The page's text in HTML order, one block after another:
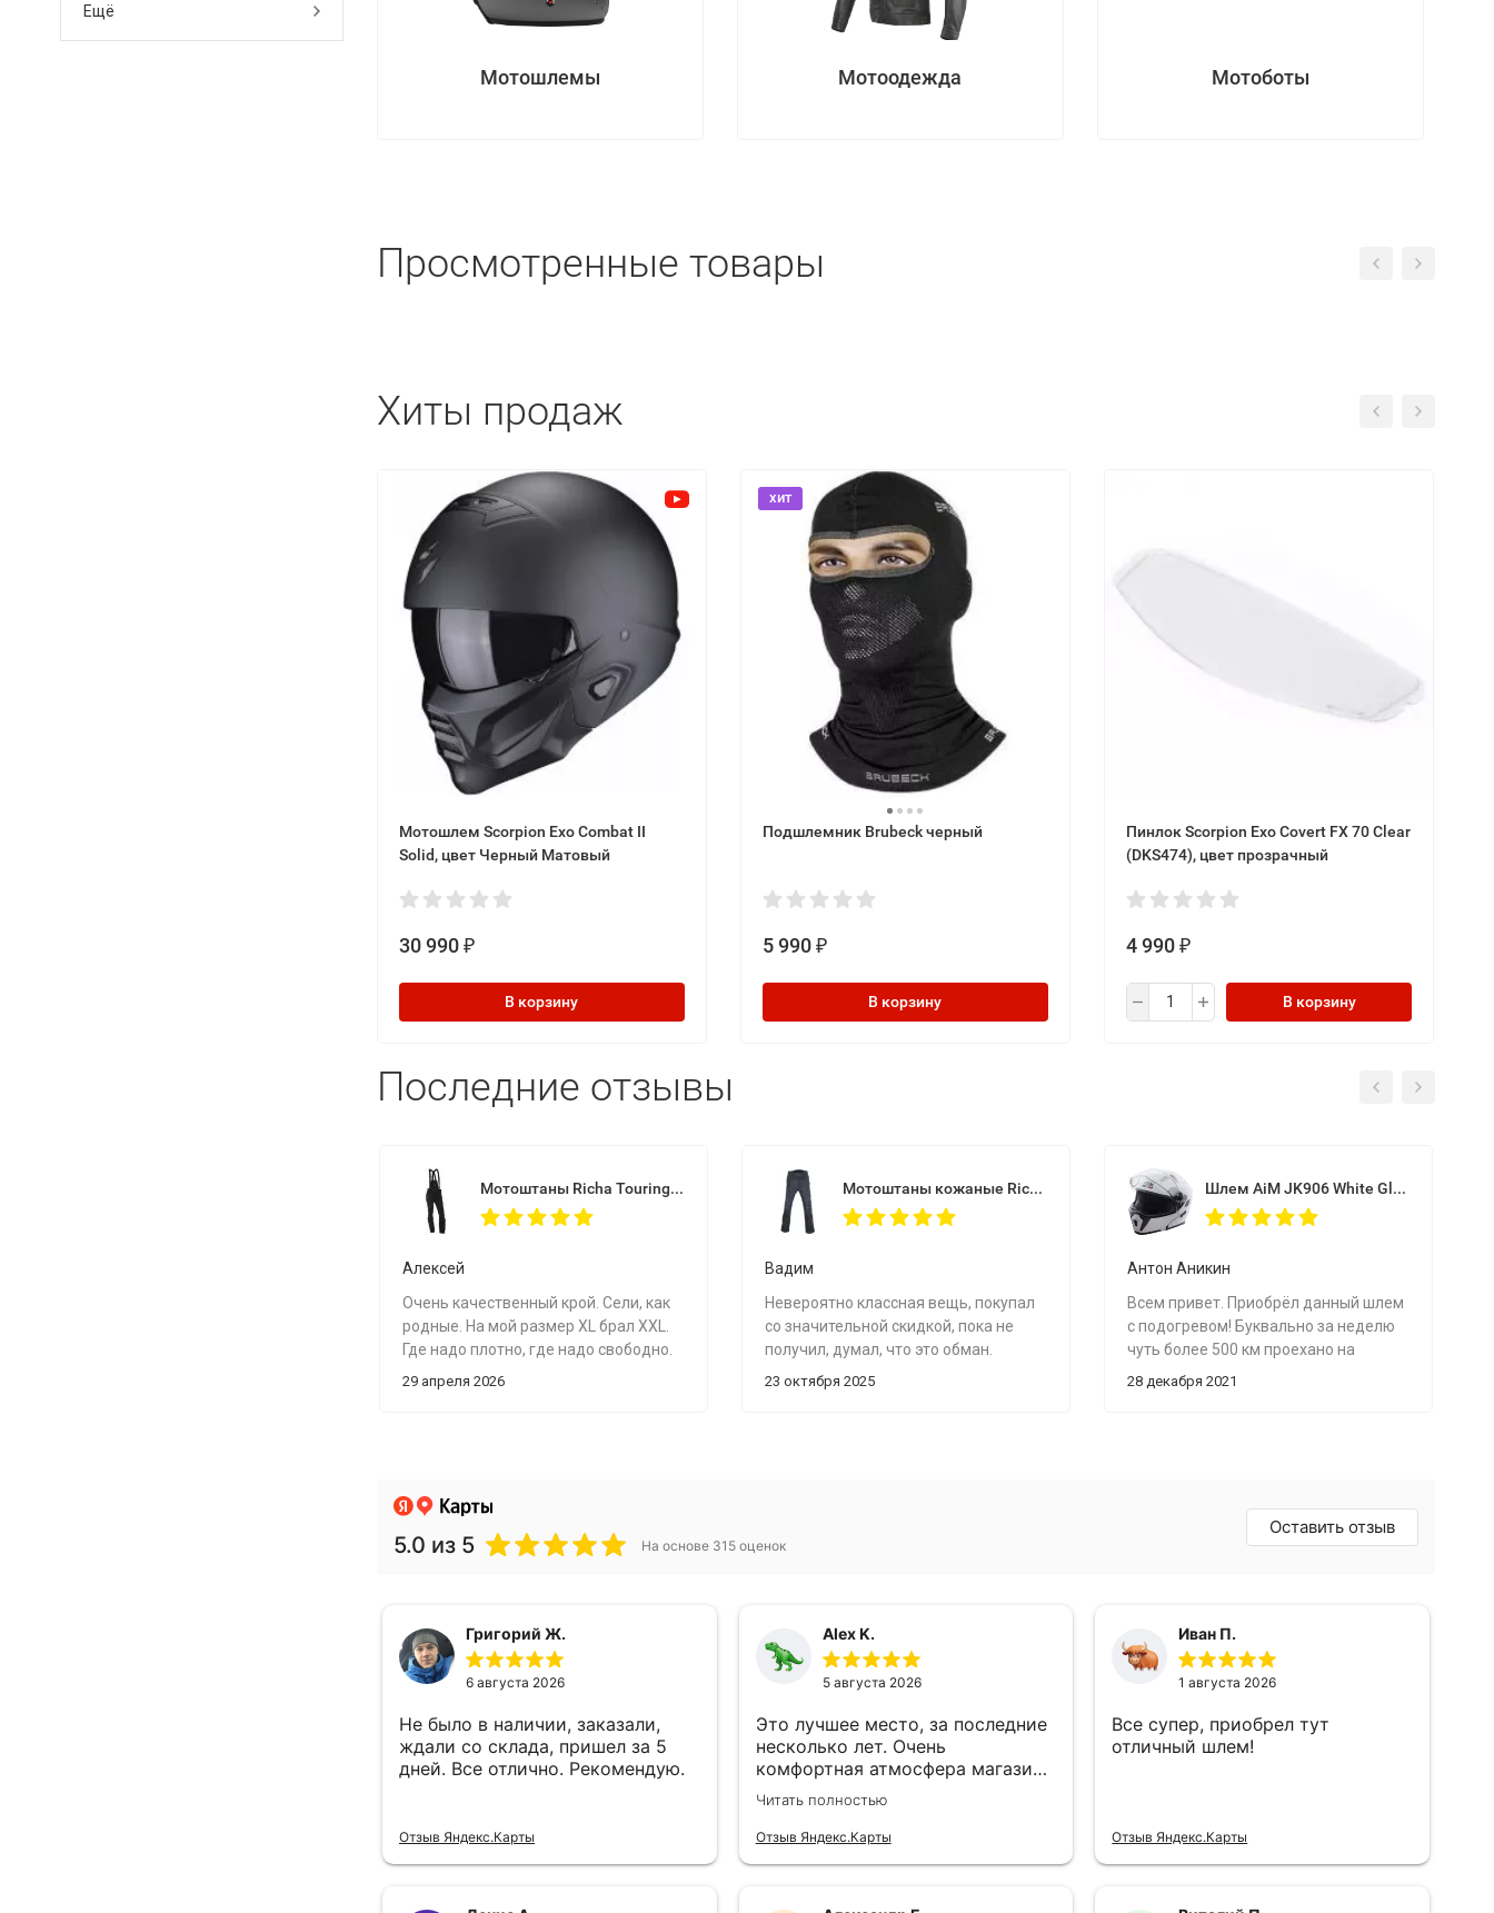
Мотошлемы Мотоодежда Мотоботы
Просмотренные товары
Хиты продаж
Мотошлем Scorpion Exo Combat II
Solid, цвет Черный Матовый
30 990 ₽
В корзину
хит
Подшлемник Brubeck черный
5 990 ₽
В корзину
Пинлок Scorpion Exo Covert FX 70 Clear
(DKS474), цвет прозрачный
4 990 ₽
В корзину
Последние отзывы
Мотоштаны Richa Touring C-Change Trousers Men Black
Алексей
Очень качественный крой. Сели, как
родные. На мой размер ХL брал XXL.
Где надо плотно, где надо свободно.
Ткань очень приятная. Подштанники
в моем путешествии на Байкал.
Огромное спасибо магазину за
отличный товар по супер цене!
29 апреля 2026
Мотоштаны кожаные Richa Vintage Black
Вадим
Невероятно классная вещь, покупал
со значительной скидкой, пока не
получил, думал, что это обман.
Примерил, все подошло, сели
23 октября 2025
Шлем AiM JK906 White Glossy с электрообогревом
Антон Аникин
Всем привет. Приобрёл данный шлем
с подогревом! Буквально за неделю
чуть более 500 км проехано на
снегоходе в температурном режиме
запотевает вообще, если холоднее,
стекло начинает запотевать, но
про аэродинамику шлема, при минус
20 и более, я спокойно передвигался
с полностью поднятым визиром,
доволен на 100 процентов. В
компании Мотокомфорт я
28 декабря 2021
Ещё